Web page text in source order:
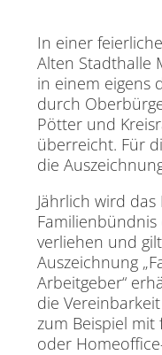
In einer
Alten Stadthalle
in einem eigens
durch
Pötter und
überreicht. Für
die
Jährlich wird
verliehen und
Auszeichnung
Arbeitgeber“
die
zum Beispiel
oder